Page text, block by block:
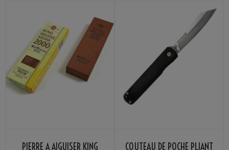
PIERRE À AIGUISER KING COUTEAU DE POCHE PLIANT